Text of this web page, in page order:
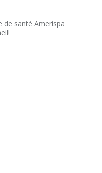
de santé Amerispa